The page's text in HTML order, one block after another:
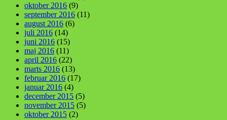
oktober 2016 (9)
september 2016 (11)
august 2016 (6)
juli 2016 (14)
juni 2016 (15)
maj 2016 (11)
april 2016 (22)
marts 2016 (13)
februar 2016 (17)
januar 2016 (4)
december 2015 (5)
november 2015 (5)
oktober 2015 (2)